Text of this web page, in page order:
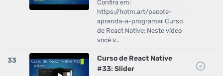
Confira em:
https://hotm.art/pacote-
aprenda-a-programar Curso
de React Native: Neste vídeo
você v…
33
Curso de React Native
#33: Slider